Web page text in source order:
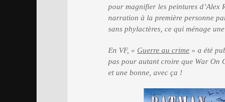
pour magnifier les peintures d’Alex
narration à la première personne
sans phylactères, ce qui ménage
En VF, « Guerre au crime » a été
pas pour autant croire que War On
et une bonne, avec ça !